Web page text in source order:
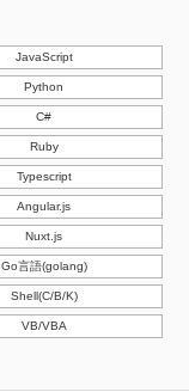
JavaScript
Python
C#
Ruby
Typescript
Angular.js
Nuxt.js
Go言語(golang)
Shell(C/B/K)
VB/VBA